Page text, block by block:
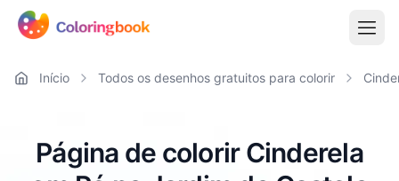
Início Todos os desenhos gratuitos para colorir
Página de colorir Cinderela